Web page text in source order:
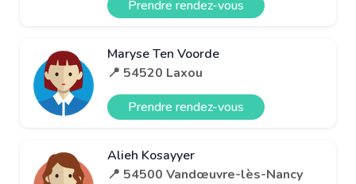
Prendre rendez-vous
Maryse Ten Voorde
📍 54520 Laxou
Prendre rendez-vous
Alieh Kosayyer
📍 54500 Vandœuvre-lès-Nancy